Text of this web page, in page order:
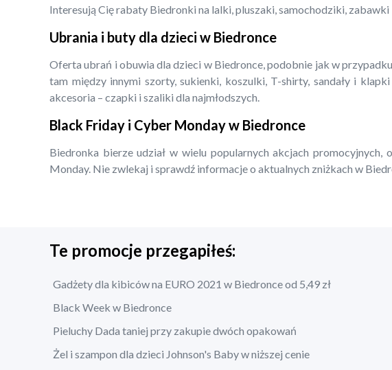
Interesują Cię rabaty Biedronki na lalki, pluszaki, samochodziki,
Ubrania i buty dla dzieci w Biedronce
Oferta ubrań i obuwia dla dzieci w Biedronce, podobnie jak w
tam między innymi szorty, sukienki, koszulki, T-shirty, sandały i
akcesoria – czapki i szaliki dla najmłodszych.
Black Friday i Cyber Monday w Biedronce
Biedronka bierze udział w wielu popularnych akcjach
Monday. Nie zwlekaj i sprawdź informacje o aktualnych zniżkach w
Te promocje przegapiłeś:
Gadżety dla kibiców na EURO 2021 w Biedronce od 5,49 zł
Black Week w Biedronce
Pieluchy Dada taniej przy zakupie dwóch opakowań
Żel i szampon dla dzieci Johnson's Baby w niższej cenie